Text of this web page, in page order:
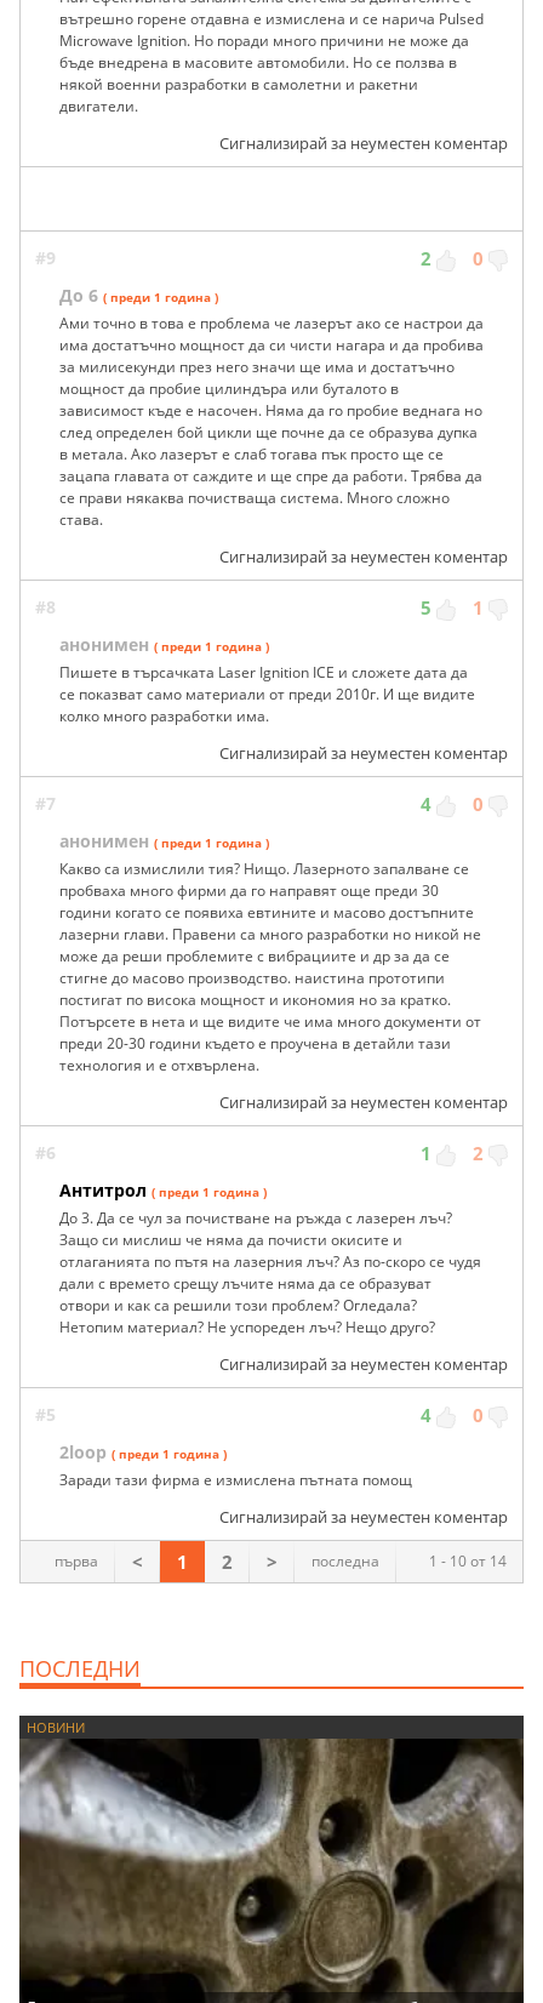
вътрешно горене отдавна е измислена и се нарича Pulsed
Мicrowave Ignition. Но поради много причини не може да
бъде внедрена в масовите автомобили. Но се ползва в
някой военни разработки в самолетни и ракетни
двигатели.
Сигнализирай за неуместен коментар
#9 2 0
До 6 ( преди 1 година )
Ами точно в това е проблема че лазерът ако се настрои да
има достатъчно мощност да си чисти нагара и да пробива
за милисекунди през него значи ще има и достатъчно
мощност да пробие цилиндъра или буталото в
зависимост къде е насочен. Няма да го пробие веднага но
след определен бой цикли ще почне да се образува дупка
в метала. Ако лазерът е слаб тогава пък просто ще се
зацапа главата от саждите и ще спре да работи. Трябва да
се прави някаква почистваща система. Много сложно
става.
Сигнализирай за неуместен коментар
#8 5 1
анонимен ( преди 1 година )
Пишете в търсачката Laser Ignition ICE и сложете дата да
се показват само материали от преди 2010г. И ще видите
колко много разработки има.
Сигнализирай за неуместен коментар
#7 4 0
анонимен ( преди 1 година )
Какво са измислили тия? Нищо. Лазерното запалване се
пробваха много фирми да го направят още преди 30
години когато се появиха евтините и масово достъпните
лазерни глави. Правени са много разработки но никой не
може да реши проблемите с вибрациите и др за да се
стигне до масово производство. наистина прототипи
постигат по висока мощност и икономия но за кратко.
Потърсете в нета и ще видите че има много документи от
преди 20-30 години където е проучена в детайли тази
технология и е отхвърлена.
Сигнализирай за неуместен коментар
#6 1 2
Антитрол ( преди 1 година )
До 3. Да се чул за почистване на ръжда с лазерен лъч?
Защо си мислиш че няма да почисти окисите и
отлаганията по пътя на лазерния лъч? Аз по-скоро се чудя
дали с времето срещу лъчите няма да се образуват
отвори и как са решили този проблем? Огледала?
Нетопим материал? Не успореден лъч? Нещо друго?
Сигнализирай за неуместен коментар
#5 4 0
2loop ( преди 1 година )
Заради тази фирма е измислена пътната помощ
Сигнализирай за неуместен коментар
1 - 10 от 14
първа < 1 2 > последна
ПОСЛЕДНИ
НОВИНИ